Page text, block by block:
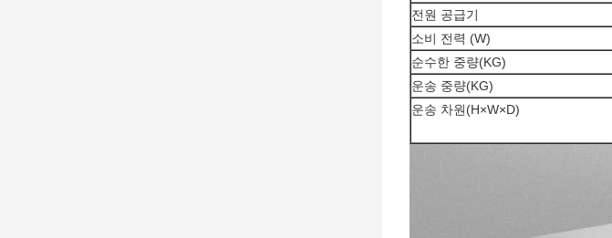
전원 공급기
소비 전력 (W)
순수한 중량(KG)
운송 중량(KG)
운송 차원(H×W×D)